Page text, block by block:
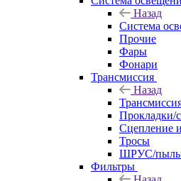
Назад
Система
Прочие
Фары
Фонари
Трансмиссия
Назад
Прокладки/
Сцепление
Тросы
ШРУС/
Фильтры